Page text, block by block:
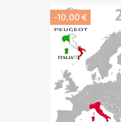
-10,00 €